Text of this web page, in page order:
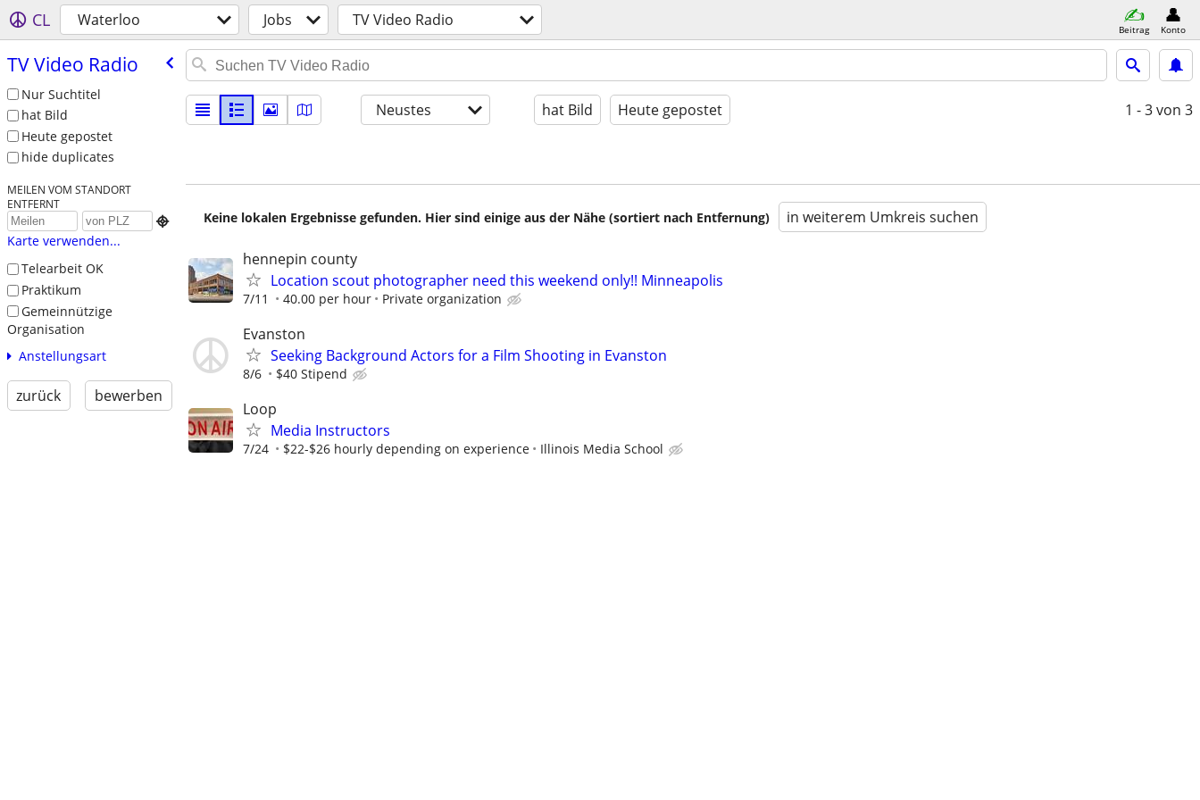
CL Waterloo Jobs TV Video Radio Beitrag Konto
TV Video Radio
Nur Suchtitel
hat Bild
Heute gepostet
hide duplicates
MEILEN VOM STANDORT
ENTFERNT

Karte verwenden...
Telearbeit OK
Praktikum
Gemeinnützige
Organisation
Anstellungsart
zurück bewerben
Neustes hat Bild Heute gepostet 1 - 3von 3
Keine lokalen Ergebnisse gefunden. Hier sind einige aus der Nähe (sortiert nach Entfernung) in weiterem Umkreis suchen
hennepin county
Location scout photographer need this weekend only!! Minneapolis
7/11 40.00 per hour Private organization
Evanston
Seeking Background Actors for a Film Shooting in Evanston
8/6 $40 Stipend
Loop
Media Instructors
7/24 $22-$26 hourly depending on experience Illinois Media School